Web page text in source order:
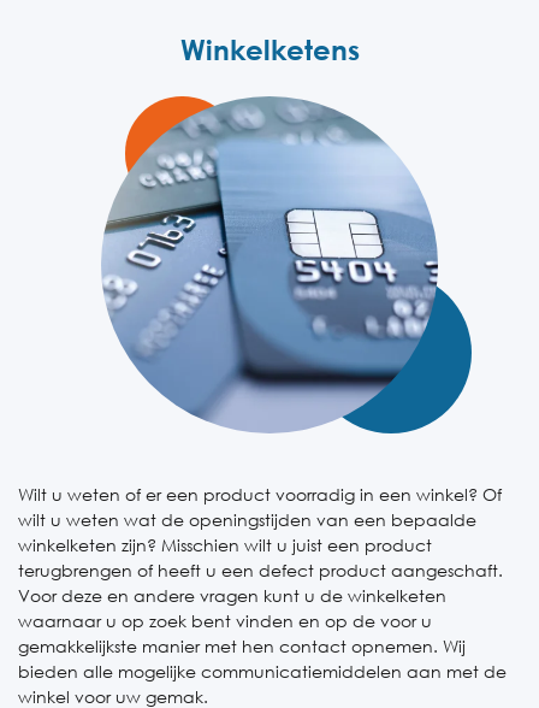
Winkelketens
Wilt u weten of er een product voorradig in een winkel? Of
wilt u weten wat de openingstijden van een bepaalde
winkelketen zijn? Misschien wilt u juist een product
terugbrengen of heeft u een defect product aangeschaft.
Voor deze en andere vragen kunt u de winkelketen
waarnaar u op zoek bent vinden en op de voor u
gemakkelijkste manier met hen contact opnemen. Wij
bieden alle mogelijke communicatiemiddelen aan met de
winkel voor uw gemak.